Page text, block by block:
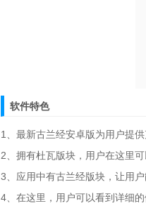
软件特色
1、最新古兰经安卓版为用户提
2、拥有杜瓦版块，用户在这里
3、应用中有古兰经版块，让用
4、在这里，用户可以看到详细